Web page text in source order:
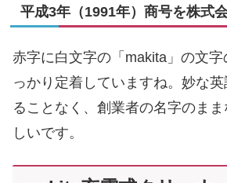
平成3年（1991年）商号を株式
赤字に白文字の「makita」の文
っかり定着していますね。妙な
ることなく、創業者の名字のま
しいです。